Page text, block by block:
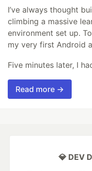
I’ve always thought
climbing a massive
environment set up.
my very first Android
Five minutes later, I
Read more →
💎 DEV